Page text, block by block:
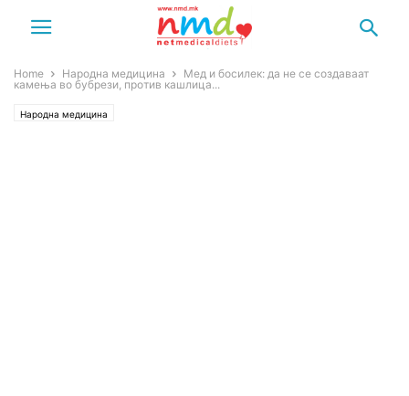
Home Народна медицина
Мед и босилек: да не се создаваат
камења во бубрези, против кашлица...
Народна медицина